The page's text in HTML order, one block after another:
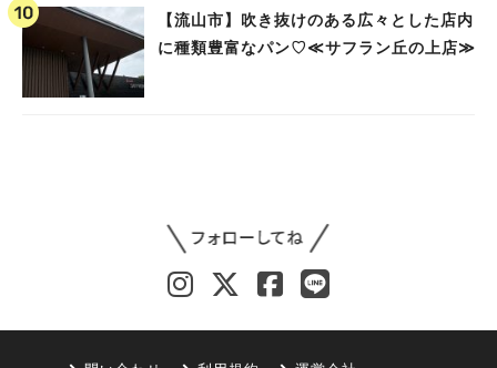
【流山市】吹き抜けのある広々とした店内
に種類豊富なパン♡≪サフラン丘の上店≫